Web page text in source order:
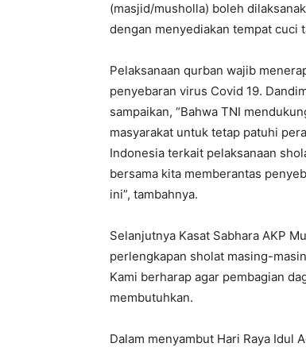
(masjid/musholla) boleh
dengan menyediakan tempat cuci
Pelaksanaan qurban wajib
penyebaran virus Covid 19.
sampaikan, “Bahwa TNI
masyarakat untuk tetap patuhi
Indonesia terkait pelaksanaan
bersama kita memberantas
ini”, tambahnya.
Selanjutnya Kasat Sabhara AKP
perlengkapan sholat masing-
Kami berharap agar pembagian
membutuhkan.
Dalam menyambut Hari Raya Idul